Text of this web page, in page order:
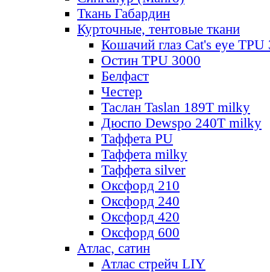
Ткань Габардин
Курточные, тентовые ткани
Кошачий глаз Cat's eye TPU
Остин TPU 3000
Белфаст
Честер
Таслан Taslan 189T milky
Дюспо Dewspo 240T milky
Таффета PU
Таффета milky
Таффета silver
Оксфорд 210
Оксфорд 240
Оксфорд 420
Оксфорд 600
Атлас, сатин
Атлас стрейч LIY